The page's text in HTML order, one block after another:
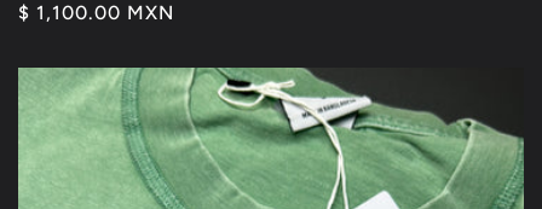
Precio
$ 1,100.00 MXN